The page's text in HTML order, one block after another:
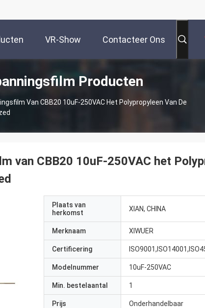
VR-Show Contacteer Ons
Producten
Van CBB20 10uF-250VAC Het Polypropyleen Van De
van CBB20 10uF-250VAC het
Plaats van
herkomst
XIAN, CHINA
Merknaam XIWUER
Certificering
Modelnummer 10uF-250VAC
Min. bestelaantal 1
Prijs Onderhandelbaar